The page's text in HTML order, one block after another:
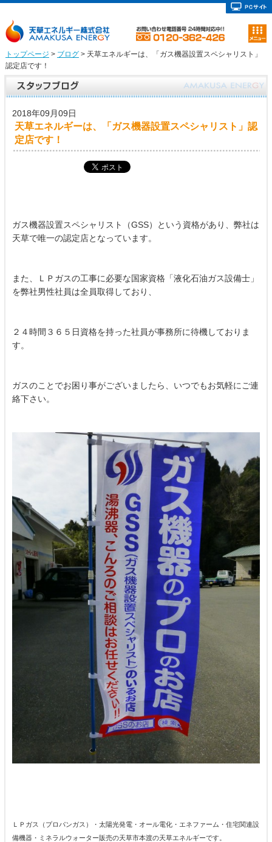
トップページ > ブログ> 天草エネルギーは、「ガス機器設置スペシャリスト」
認定店です！
2018年09月09日
天草エネルギーは、「ガス機器設置スペシャリスト」認
定店です！
ガス機器設置スペシャリスト（GSS）という資格があり、弊社は
天草で唯一の認定店となっています。
また、ＬＰガスの工事に必要な国家資格「液化石油ガス設備士」
を弊社男性社員は全員取得しており、
２４時間３６５日資格を持った社員が事務所に待機しておりま
す。
ガスのことでお困り事がございましたら、いつでもお気軽にご連
絡下さい。
ＬＰガス（プロパンガス）・太陽光発電・オール電化・エネファーム・住宅関連設
備機器・ミネラルウォーター販売の天草市本渡の天草エネルギーです。